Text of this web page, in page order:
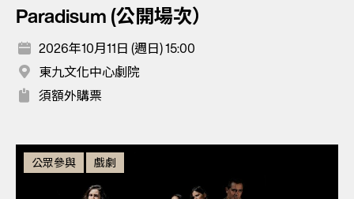
Paradisum (公開場次）
2026年10月11日 (週日) 15:00
東九文化中心劇院
須額外購票
公眾參與 戲劇